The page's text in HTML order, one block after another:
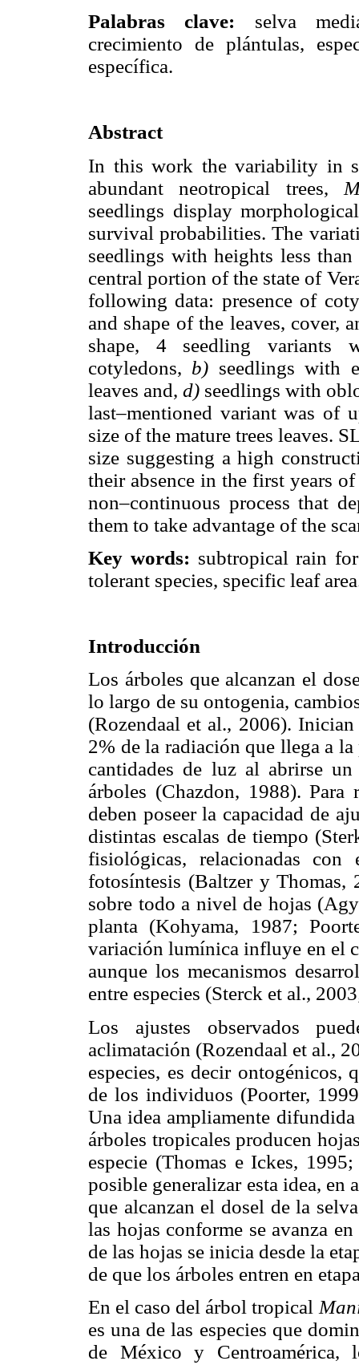
Palabras clave: selva
crecimiento de plántulas,
específica.
Abstract
In this work the variability in
abundant neotropical trees,
seedlings display
survival probabilities. The
seedlings with heights less
central portion of the state of
following data: presence of
and shape of the leaves, cover,
shape, 4 seedling variants
cotyledons, b) seedlings with
leaves and,d) seedlings with
last–mentioned variant was of
size of the mature trees leaves.
size suggesting a high
their absence in the first years
non–continuous process that
them to take advantage of the
Key words: subtropical rain
tolerant species, specific leaf
Introducción
Los árboles que alcanzan el
lo largo de su ontogenia,
(Rozendaal et al., 2006).
2% de la radiación que llega a
cantidades de luz al abrirse
árboles (Chazdon, 1988). Para
deben poseer la capacidad de
distintas escalas de tiempo
fisiológicas, relacionadas
fotosíntesis (Baltzer y
sobre todo a nivel de hojas
planta (Kohyama, 1987;
variación lumínica influye en el
aunque los mecanismos
entre especies (Sterck et al.,
Los ajustes observados
aclimatación (Rozendaal et al.,
especies, es decir ontogénicos,
de los individuos (Poorter,
Una idea ampliamente
árboles tropicales producen
especie (Thomas e Ickes,
posible generalizar esta idea, en
que alcanzan el dosel de la
las hojas conforme se avanza
de las hojas se inicia desde la
de que los árboles entren en
En el caso del árbol tropical
es una de las especies que
de México y Centroamérica,